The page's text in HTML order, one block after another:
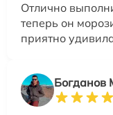
Отлично
теперь он
приятно
Богданов